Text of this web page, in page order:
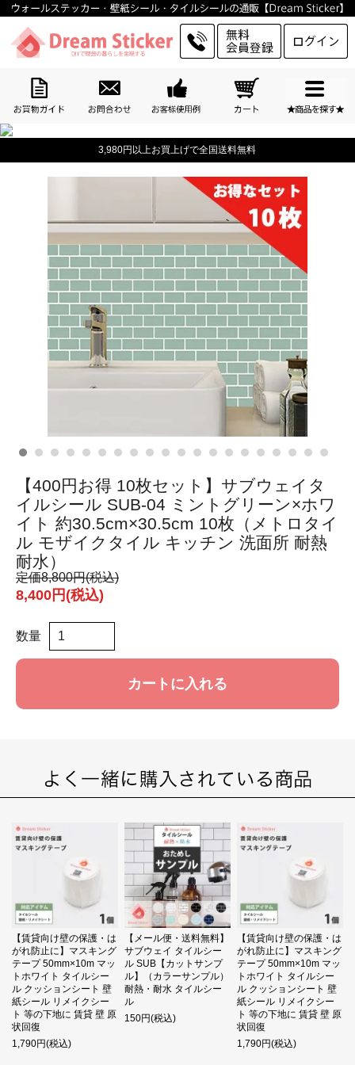
3,980円以上お買上げで全国送料無料
【400円お得 10枚セット】サブウェイタ
イルシール SUB-04 ミントグリーン×ホワ
イト 約30.5cm×30.5cm 10枚（メトロタイ
ル モザイクタイル キッチン 洗面所 耐熱
耐水）
定価8,800円(税込)
8,400円(税込)
数量
カートに入れる
【賃貸向け壁の保護・は
がれ防止に】マスキング
テープ 50mm×10m マッ
トホワイト タイルシー
ル クッションシート 壁
紙シール リメイクシー
ト 等の下地に 賃貸 壁 原
状回復
1,790円(税込)
【メール便・送料無料】
サブウェイ タイルシー
ル SUB【カットサンプ
ル】（カラーサンプル）
耐熱・耐水 タイルシー
ル
150円(税込)
【賃貸向け壁の保護・は
がれ防止に】マスキング
テープ 50mm×10m マッ
トホワイト タイルシー
ル クッションシート 壁
紙シール リメイクシー
ト 等の下地に 賃貸 壁 原
状回復
1,790円(税込)